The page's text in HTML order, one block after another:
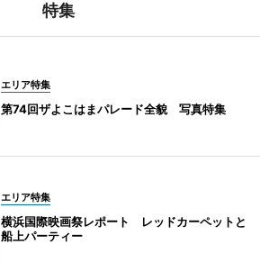
特集
エリア特集
第74回ザよこはまパレード全貌 写真特集
エリア特集
横浜国際映画祭レポート レッドカーペットと
船上パーティー